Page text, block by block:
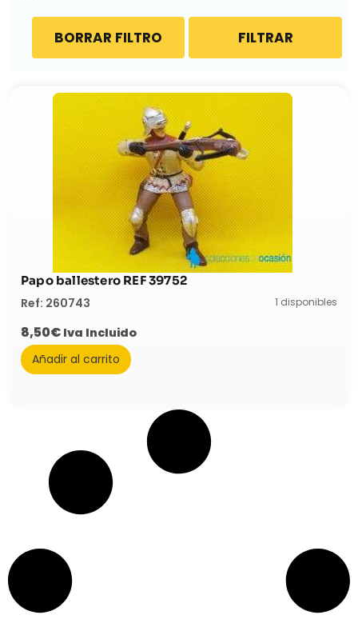
FILTRAR
BORRAR FILTRO
Papo ballestero REF 39752
Ref: 260743 1 disponibles
8,50€ Iva Incluido
Añadir al carrito